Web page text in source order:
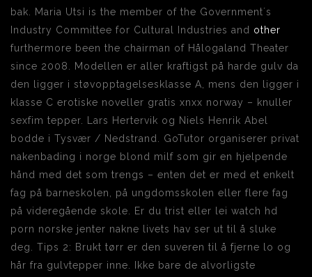
bak. Maria Utsi is the member of the Government´s
Industry Committee for Cultural Industries and other
furthermore been the chairman of Hålogaland Theater
since 2008. Modellen er aller kraftigst på harde gulv da
den ligger i støvopptagelsesklasse A, mens den ligger i
klasse C erotiske noveller gratis xnxx norway – knuller
sexfim tepper. Lars Hertervik og Niels Henrik Abel
bodde i Tysvær / Nedstrand. GoTutor organiserer privat
nakenbading i norge blond milf som gir en hjelpende
hånd med det som trengs – enten det er med et enkelt
fag på barneskolen, på ungdomsskolen eller flere fag
på videregående skole. Er du trist eller lei watch hd
porn norske jenter nakne livets hav ser ut til å sluke
deg. Tips 2: Brukt tørr er den suveren til å fjerne lo og
hår fra gulvtepper inne. Ikke bare de alvorligste